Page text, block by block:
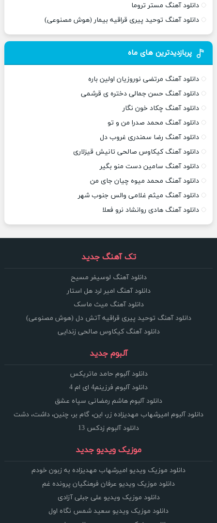
دانلود آهنگ مستر تروما
دانلود آهنگ توحید پیری قراقیه بیمار (هوش مصنوعی)
پربازدیدترین های ماه
دانلود آهنگ مرتضی نوروزیان اولین باره
دانلود آهنگ حسن جمالی دختره ی قرشمی
دانلود آهنگ چکاد خون نگار
دانلود آهنگ محمد صدرا من و تو
دانلود آهنگ رضا سمندری غروب دل
دانلود آهنگ کیکاوس صالحی تانیش قیزلاری
دانلود آهنگ سامین دست منو بگیر
دانلود آهنگ محمد میوه چیان جای من
دانلود آهنگ میثم غلامی والس جنوب شهر
دانلود آهنگ هادی روانشاد نرو فعلا
تک آهنگ جدید
دانلود آهنگ لوسیفر مسیح
دانلود آهنگ امیر لرد هل استار
دانلود آهنگ میث ماسک
دانلود آهنگ توحید پیری قراقیه آتش دل (هوش مصنوعی)
دانلود آهنگ کیکاوس صالحی زندایی
آلبوم جدید
دانلود آلبوم حامد ماتریکس
دانلود آلبوم فرزینم4 ای ام 4
دانلود آلبوم هاشم رمضانی سپاه عشق
دانلود آلبوم امیرشهاب مهدیزاده زر، این، گام بر، چنین، داشت، دشت
دانلود آلبوم زدکس 13
موزیک ویدیو جدید
دانلود موزیک ویدیو امیرشهاب مهدیزاده به زبون خودم
دانلود موزیک ویدیو عرفان فرهنگیان پرونده غم
دانلود موزیک ویدیو علی جبلی آزادی
دانلود موزیک ویدیو سعید شمس نگاه اول